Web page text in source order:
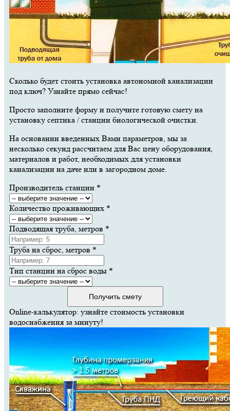
Сколько будет стоить установка автономной канализации
под ключ? Узнайте прямо сейчас!
Просто заполните форму и получите готовую смету на
установку септика / станции биологической очистки.
На основании введенных Вами параметров, мы за
несколько секунд рассчитаем для Вас цену оборудования,
материалов и работ, необходимых для установки
канализации на даче или в загородном доме.
Производитель станции *
Количество проживающих *
Подводящая труба, метров *
Труба на сброс, метров *
Тип станции на сброс воды *
Получить смету
Online-калькулятор: узнайте стоимость установки
водоснабжения за минуту!